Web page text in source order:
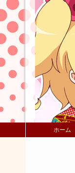
ホーム